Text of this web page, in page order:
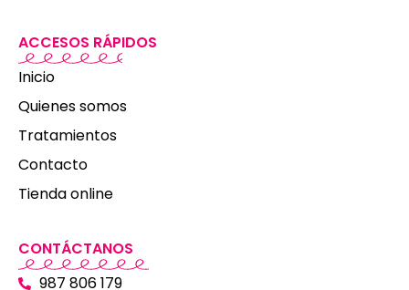
ACCESOS RÁPIDOS
Inicio
Quienes somos
Tratamientos
Contacto
Tienda online
CONTÁCTANOS
987 806 179